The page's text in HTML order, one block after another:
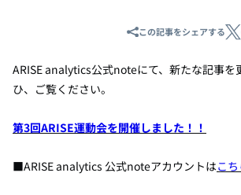
数字で見るARISE analyticsこの記事をシェアする
ARISE analytics公式noteにて、新たな記事を
ひ、ご覧ください。
第3回ARISE運動会を開催しました！！
■ARISE analytics 公式noteアカウントはこち